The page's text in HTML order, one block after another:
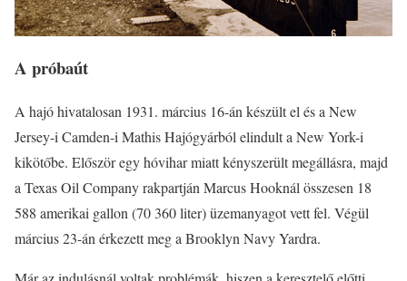
A próbaút
A hajó hivatalosan 1931. március 16-án készült el és a New
Jersey-i Camden-i Mathis Hajógyárból elindult a New York-i
kikötőbe. Először egy hóvihar miatt kényszerült megállásra, majd
a Texas Oil Company rakpartján Marcus Hooknál összesen 18
588 amerikai gallon (70 360 liter) üzemanyagot vett fel. Végül
március 23-án érkezett meg a Brooklyn Navy Yardra.